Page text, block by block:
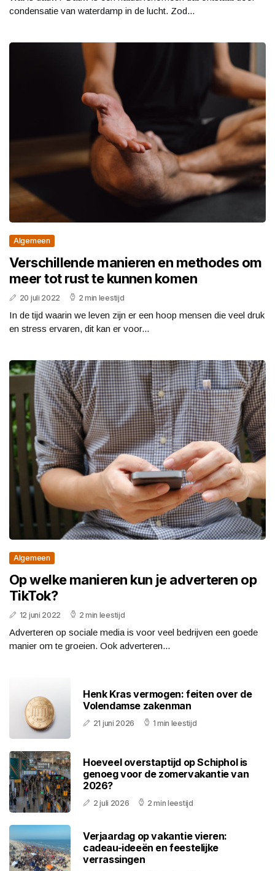
condensatie van waterdamp in de lucht. Zod...
Algemeen
Verschillende manieren en methodes om
meer tot rust te kunnen komen
20 juli 2022 2 min leestijd
In de tijd waarin we leven zijn er een hoop mensen die veel druk
en stress ervaren, dit kan er voor...
Algemeen
Op welke manieren kun je adverteren op
TikTok?
12 juni 2022 2 min leestijd
Adverteren op sociale media is voor veel bedrijven een goede
manier om te groeien. Ook adverteren...
Henk Kras vermogen: feiten over de
Volendamse zakenman
21 juni 2026 1 min leestijd
Hoeveel overstaptijd op Schiphol is
genoeg voor de zomervakantie van
2026?
2 juli 2026 2 min leestijd
Verjaardag op vakantie vieren:
cadeau-ideeën en feestelijke
verrassingen